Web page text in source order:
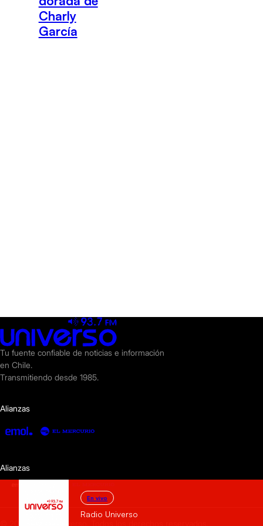
Charly
García
En vivo
Radio Universo
Tu fuente confiable de noticias e información
en Chile.
Transmitiendo desde 1985.
Alianzas
Alianzas